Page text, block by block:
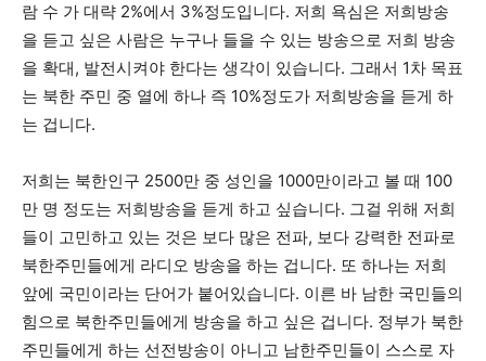
람 수 가 대략 2%에서 3%정도입니다. 저희 욕심은 저희방송
을 듣고 싶은 사람은 누구나 들을 수 있는 방송으로 저희 방송
을 확대, 발전시켜야 한다는 생각이 있습니다. 그래서 1차 목표
는 북한 주민 중 열에 하나 즉 10%정도가 저희방송을 듣게 하
는 겁니다.
저희는 북한인구 2500만 중 성인을 1000만이라고 볼 때 100
만 명 정도는 저희방송을 듣게 하고 싶습니다. 그걸 위해 저희
들이 고민하고 있는 것은 보다 많은 전파, 보다 강력한 전파로
북한주민들에게 라디오 방송을 하는 겁니다. 또 하나는 저희
앞에 국민이라는 단어가 붙어있습니다. 이른 바 남한 국민들의
힘으로 북한주민들에게 방송을 하고 싶은 겁니다. 정부가 북한
주민들에게 하는 선전방송이 아니고 남한주민들이 스스로 자